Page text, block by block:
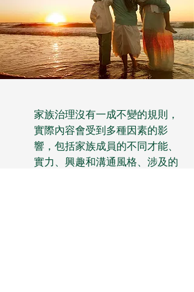
家族治理沒有一成不變的規則，
實際內容會受到多種因素的影
響，包括家族成員的不同才能、
實力、興趣和溝通風格、涉及的